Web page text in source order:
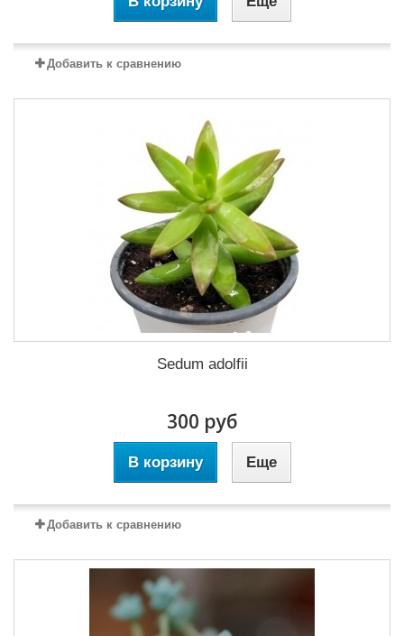
Добавить к сравнению
Sedum adolfii
300 руб
В корзину Еще
Добавить к сравнению